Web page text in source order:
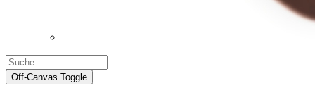
Off-Canvas Toggle